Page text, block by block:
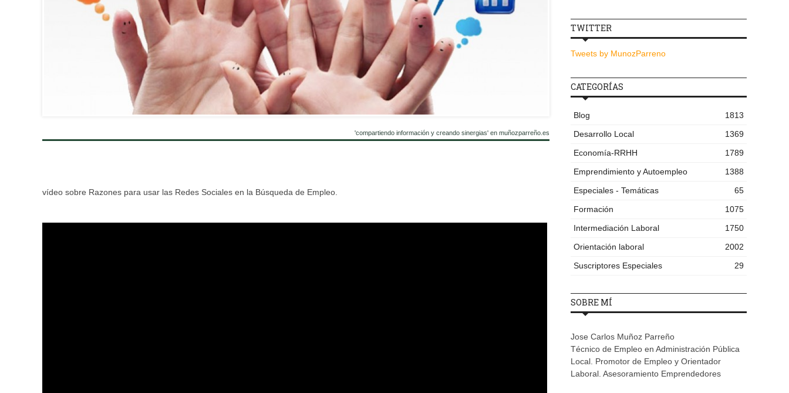
'compartiendo información y creando sinergias' en muñozparreño.es
vídeo sobre Razones para usar las Redes Sociales en la Búsqueda de Empleo.
TWITTER
Tweets by MunozParreno
CATEGORÍAS
Blog
1813
Desarrollo Local
1369
Economía-RRHH
1789
Emprendimiento y Autoempleo
1388
Especiales - Temáticas
65
Formación
1075
Intermediación Laboral
1750
Orientación laboral
2002
Suscriptores Especiales
29
SOBRE MÍ
Jose Carlos Muñoz Parreño
Técnico de Empleo en Administración Pública
Local. Promotor de Empleo y Orientador
Laboral. Asesoramiento Emprendedores